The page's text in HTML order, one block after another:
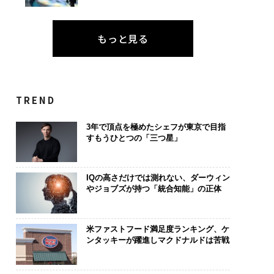
もっと見る
TREND
3年で頂点を極めたシェフが東京で目指
すもうひとつの「三つ星」
IQの高さだけでは測れない、ダーウィン
やジョブズが持つ「統合知能」の正体
米ファストフード満足度ランキング、ケ
ンタッキーが躍進しマクドナルドは苦戦